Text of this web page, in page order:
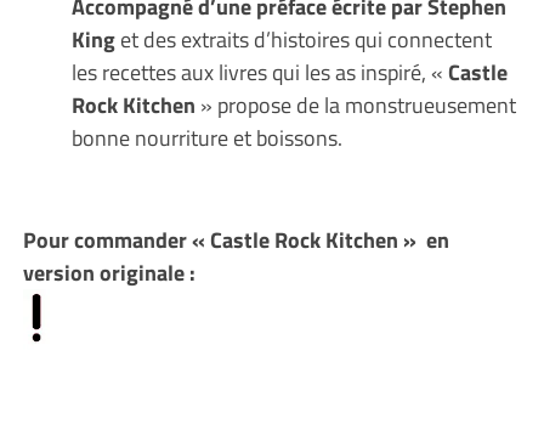
Kinget des extraits d’histoires qui connectent
les recettes aux livres qui les as inspiré, «Castle
Rock Kitchen » propose de la monstrueusement
bonne nourriture et boissons.
Pour commander « Castle Rock Kitchen » en
version originale :